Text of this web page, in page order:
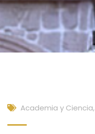
Academia y Ciencia,